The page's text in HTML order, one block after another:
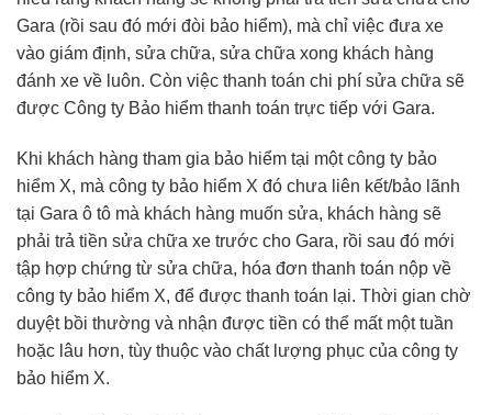
Gara (rồi sau đó mới đòi bảo hiểm), mà chỉ việc đưa xe
vào giám định, sửa chữa, sửa chữa xong khách hàng
đánh xe về luôn. Còn việc thanh toán chi phí sửa chữa sẽ
được Công ty Bảo hiểm thanh toán trực tiếp với Gara.
Khi khách hàng tham gia bảo hiểm tại một công ty bảo
hiểm X, mà công ty bảo hiểm X đó chưa liên kết/bảo lãnh
tại Gara ô tô mà khách hàng muốn sửa, khách hàng sẽ
phải trả tiền sửa chữa xe trước cho Gara, rồi sau đó mới
tập hợp chứng từ sửa chữa, hóa đơn thanh toán nộp về
công ty bảo hiểm X, để được thanh toán lại. Thời gian chờ
duyệt bồi thường và nhận được tiền có thể mất một tuần
hoặc lâu hơn, tùy thuộc vào chất lượng phục của công ty
bảo hiểm X.